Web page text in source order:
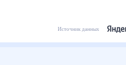
Источник данных